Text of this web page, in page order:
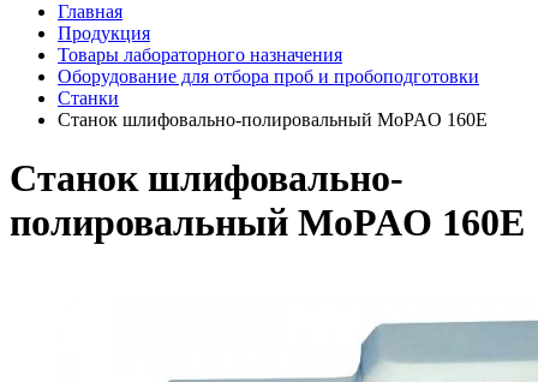
Главная
Продукция
Товары лабораторного назначения
Оборудование для отбора проб и пробоподготовки
Станки
Станок шлифовально-полировальный МoPAO 160E
Станок шлифовально-
полировальный МoPAO 160E